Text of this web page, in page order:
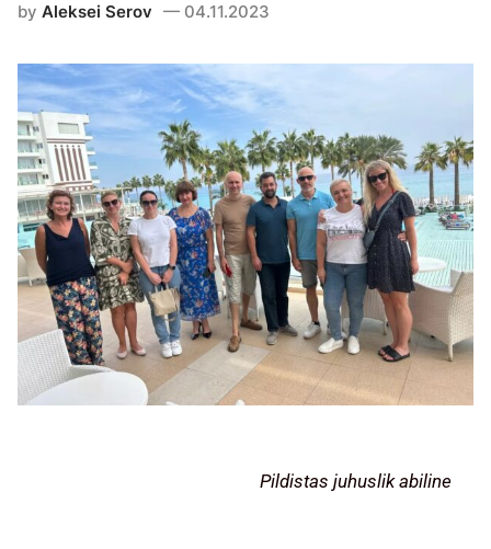
byAleksei Serov 04.11.2023
Pildistas juhuslik abiline